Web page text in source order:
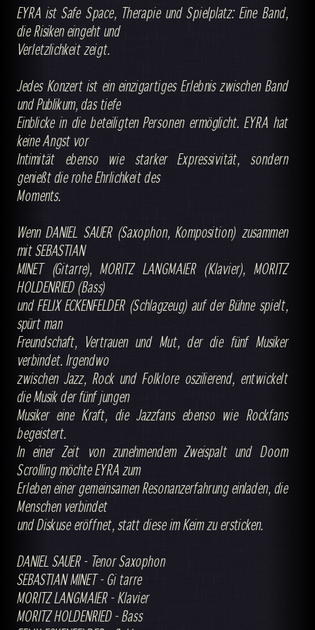
EYRA ist Safe Space, Therapie und Spielplatz: Eine Band,
die Risiken eingeht und
Verletzlichkeit zeigt.
Jedes Konzert ist ein einzigartiges Erlebnis zwischen Band
und Publikum, das tiefe
Einblicke in die beteiligten Personen ermöglicht. EYRA hat
keine Angst vor
Intimität ebenso wie starker Expressivität, sondern
genießt die rohe Ehrlichkeit des
Moments.
Wenn DANIEL SAUER (Saxophon, Komposition) zusammen
mit SEBASTIAN
MINET (Gitarre), MORITZ LANGMAIER (Klavier), MORITZ
HOLDENRIED (Bass)
und FELIX ECKENFELDER (Schlagzeug) auf der Bühne spielt,
spürt man
Freundschaft, Vertrauen und Mut, der die fünf Musiker
verbindet. Irgendwo
zwischen Jazz, Rock und Folklore oszilierend, entwickelt
die Musik der fünf jungen
Musiker eine Kraft, die Jazzfans ebenso wie Rockfans
begeistert.
In einer Zeit von zunehmendem Zweispalt und Doom
Scrolling möchte EYRA zum
Erleben einer gemeinsamen Resonanzerfahrung einladen, die
Menschen verbindet
und Diskuse eröffnet, statt diese im Keim zu ersticken.
DANIEL SAUER - Tenor Saxophon
SEBASTIAN MINET - Gi tarre
MORITZ LANGMAIER - Klavier
MORITZ HOLDENRIED - Bass